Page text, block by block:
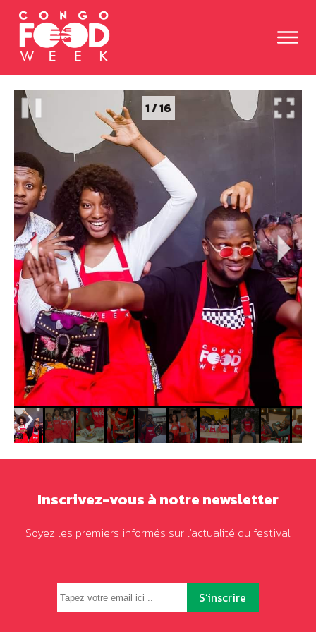
1/16
Inscrivez-vous à notre newsletter
Soyez les premiers informés sur l'actualité du festival
S’inscrire